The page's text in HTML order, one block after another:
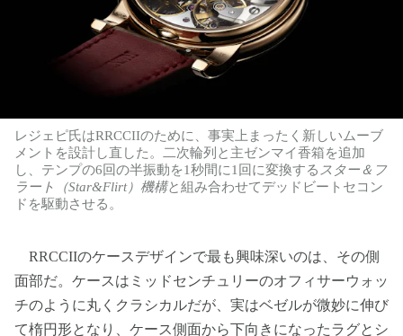
レジェピ氏はRRCCIIのために、事実上まったく新しいムーブ
メントを設計し直した。二次輪列と主ゼンマイ香箱を追加
し、テンプの6回の半振動を1秒間に1回に変換する スター＆フ
ラート（Star&Flirt）機構と組み合わせてデッドビートセコン
ドを駆動させる。
RRCCIIのケースデザインで最も興味深いのは、その側
面部だ。ケースはミッドセンチュリーのオフィサーウォッ
チのように丸くクラシカルだが、実はベゼルが微妙に伸び
て楕円形となり、ケース側面から下向きになったラグとシ